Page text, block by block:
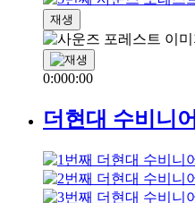
재생
0:000:00
더현대 수비니어